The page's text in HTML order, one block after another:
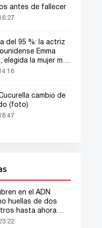
antes de fallecer
del 95 %: la actriz
Emma
elegida la mujer más
mundo
cambió de
(foto)
en el ADN
huellas de dos
hasta ahora